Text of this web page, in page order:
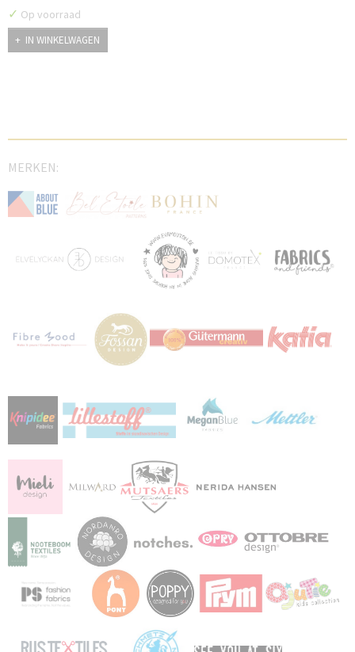
✓ Op voorraad
IN WINKELWAGEN
MERKEN: